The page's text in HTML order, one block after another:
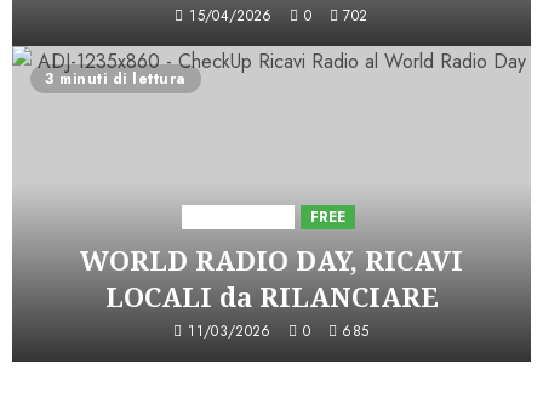
15/04/2026 0 702
3 minuti di lettura
FREE
WORLD RADIO DAY, RICAVI
LOCALI da RILANCIARE
11/03/2026 0 685